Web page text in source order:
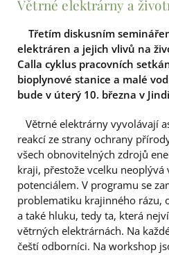
Větrné elektrárny a
Třetím diskusním
elektráren a jejich vlivů na
Calla cyklus pracovních
bioplynové stanice a malé
bude v úterý 10. března v
Větrné elektrárny vyvolávají
reakcí ze strany ochrany
všech obnovitelných zdrojů
kraji, přestože vcelku
potenciálem. V programu se
problematiku krajinného rázu,
a také hluku, tedy ta, která
větrných elektrárnách. Na
čeští odborníci. Na workshop